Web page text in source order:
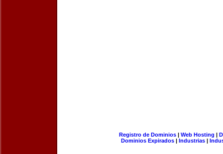
Registro de Dominios| Web Hosting |
Dominios Expirados | Industrias |